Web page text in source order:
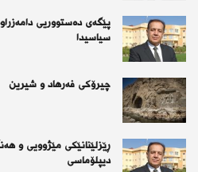
پێگەی دەستووریی
سیاسیدا
چیرۆكی فەرهاد و شیرین
ڕێزلێنانێكی مێژوویی و
دیپلۆماسی